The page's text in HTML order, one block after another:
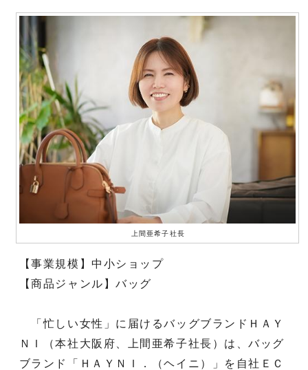
上間亜希子社長
【事業規模】中小ショップ
【商品ジャンル】バッグ
「忙しい女性」に届けるバッグブランドＨＡＹ
ＮＩ（本社大阪府、上間亜希子社長）は、バッグ
ブランド「ＨＡＹＮＩ．（ヘイニ）」を自社ＥＣ